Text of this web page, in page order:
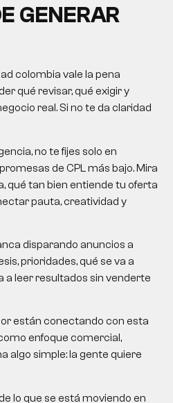
GENERAR
colombia vale la pena
qué revisar, qué exigir y
real. Si no te da claridad
no te fijes solo en
de CPL más bajo. Mira
qué tan bien entiende tu oferta
pauta, creatividad y
disparando anuncios a
prioridades, qué se va a
a leer resultados sin venderte
están conectando con esta
enfoque comercial,
algo simple: la gente quiere
lo que se está moviendo en